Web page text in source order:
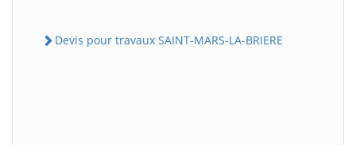
Devis pour travaux SAINT-MARS-LA-BRIERE